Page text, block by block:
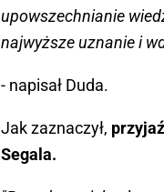
upowszechnianie
najwyższe uznanie i
- napisał Duda.
Jak zaznaczył,
Segala.